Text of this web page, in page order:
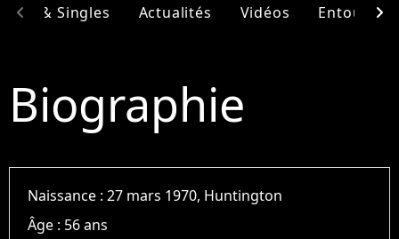
& Singles Actualités Vidéos Entourage
chevron_left chevron_right
Biographie
Naissance :27 mars 1970, Huntington
Âge : 56 ans